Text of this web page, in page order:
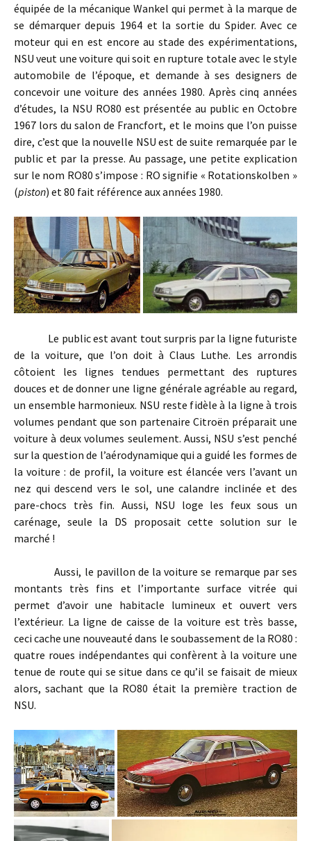
équipée de la mécanique Wankel qui permet à la marque de
se démarquer depuis 1964 et la sortie du Spider. Avec ce
moteur qui en est encore au stade des expérimentations,
NSU veut une voiture qui soit en rupture totale avec le style
automobile de l’époque, et demande à ses designers de
concevoir une voiture des années 1980. Après cinq années
d’études, la NSU RO80 est présentée au public en Octobre
1967 lors du salon de Francfort, et le moins que l’on puisse
dire, c’est que la nouvelle NSU est de suite remarquée par le
public et par la presse. Au passage, une petite explication
sur le nom RO80 s’impose : RO signifie « Rotationskolben »
(piston) et 80 fait référence aux années 1980.
Le public est avant tout surpris par la ligne futuriste
de la voiture, que l’on doit à Claus Luthe. Les arrondis
côtoient les lignes tendues permettant des ruptures
douces et de donner une ligne générale agréable au regard,
un ensemble harmonieux. NSU reste fidèle à la ligne à trois
volumes pendant que son partenaire Citroën préparait une
voiture à deux volumes seulement. Aussi, NSU s’est penché
sur la question de l’aérodynamique qui a guidé les formes de
la voiture : de profil, la voiture est élancée vers l’avant un
nez qui descend vers le sol, une calandre inclinée et des
pare-chocs très fin. Aussi, NSU loge les feux sous un
carénage, seule la DS proposait cette solution sur le
marché !
Aussi, le pavillon de la voiture se remarque par ses
montants très fins et l’importante surface vitrée qui
permet d’avoir une habitacle lumineux et ouvert vers
l’extérieur. La ligne de caisse de la voiture est très basse,
ceci cache une nouveauté dans le soubassement de la RO80 :
quatre roues indépendantes qui confèrent à la voiture une
tenue de route qui se situe dans ce qu’il se faisait de mieux
alors, sachant que la RO80 était la première traction de
NSU.